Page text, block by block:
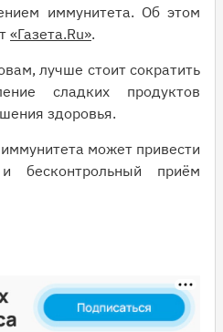
иммунитета. Об этом
«Газета.Ru».
лучше стоит сократить
сладких продуктов
здоровья.
может привести
бесконтрольный приём